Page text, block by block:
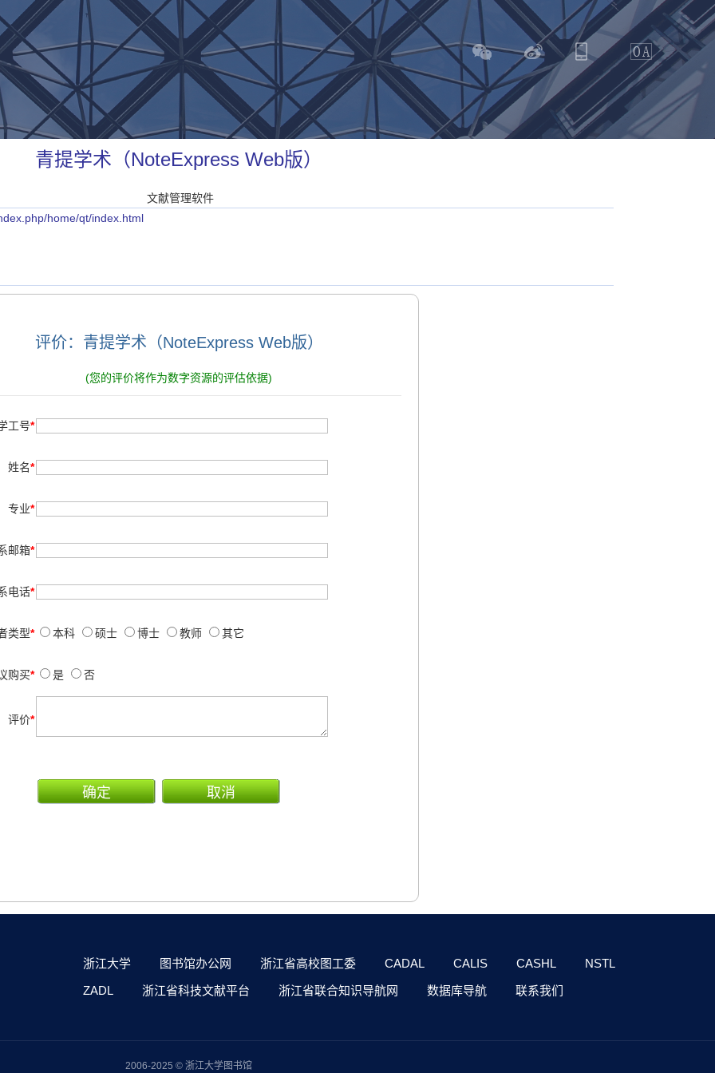
青提学术（NoteExpress Web版）
文献管理软件
home/qt/index.html
评价：青提学术（NoteExpress Web版）
(您的评价将作为数字资源的评估依据)
工号*
姓名*
专业*
邮箱*
电话*
类型* 本科 硕士 博士 教师 其它
购买* 是 否
评价*
浙江大学 图书馆办公网 浙江省高校图工委 CADAL CALIS CASHL
NSTL
ZADL
浙江省科技文献平台 浙江省联合知识导航网 数据库导航 联系我们
2006-2025 © 浙江大学图书馆